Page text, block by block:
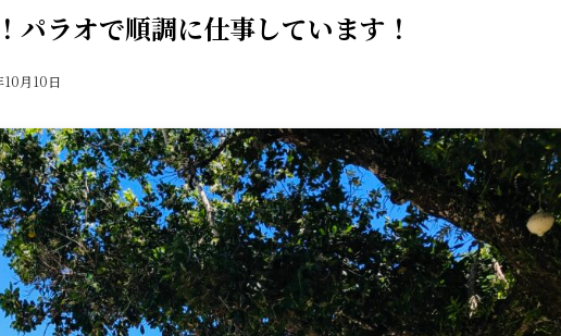
パラオで順調に仕事しています！
10月10日